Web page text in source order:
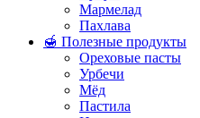
Мармелад
Пахлава
🍯 Полезные продукты
Ореховые пасты
Урбечи
Мёд
Пастила